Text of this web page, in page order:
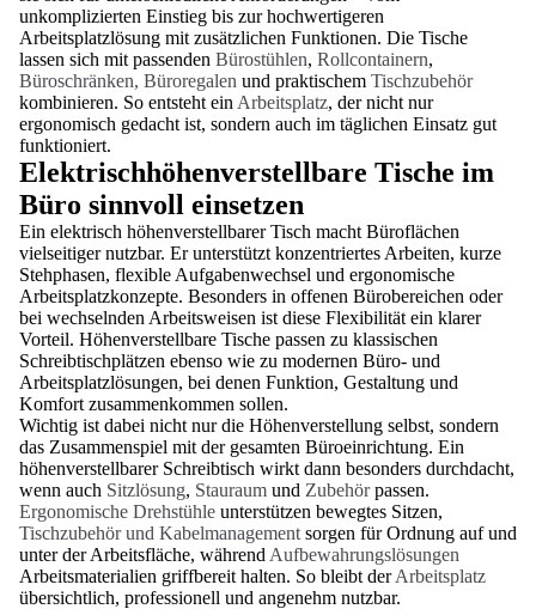
unkomplizierten Einstieg bis zur hochwertigeren
Arbeitsplatzlösung mit zusätzlichen Funktionen. Die Tische
lassen sich mit passenden Bürostühlen, Rollcontainern,
Büroschränken, Büroregalen und praktischem Tischzubehör
kombinieren. So entsteht ein Arbeitsplatz, der nicht nur
ergonomisch gedacht ist, sondern auch im täglichen Einsatz gut
funktioniert.
Elektrischhöhenverstellbare Tische im
Büro sinnvoll einsetzen
Ein elektrisch höhenverstellbarer Tisch macht Büroflächen
vielseitiger nutzbar. Er unterstützt konzentriertes Arbeiten, kurze
Stehphasen, flexible Aufgabenwechsel und ergonomische
Arbeitsplatzkonzepte. Besonders in offenen Bürobereichen oder
bei wechselnden Arbeitsweisen ist diese Flexibilität ein klarer
Vorteil. Höhenverstellbare Tische passen zu klassischen
Schreibtischplätzen ebenso wie zu modernen Büro- und
Arbeitsplatzlösungen, bei denen Funktion, Gestaltung und
Komfort zusammenkommen sollen.
Wichtig ist dabei nicht nur die Höhenverstellung selbst, sondern
das Zusammenspiel mit der gesamten Büroeinrichtung. Ein
höhenverstellbarer Schreibtisch wirkt dann besonders durchdacht,
wenn auch Sitzlösung, Stauraum und Zubehörpassen.
Ergonomische Drehstühle unterstützen bewegtes Sitzen,
Tischzubehör und Kabelmanagement sorgen für Ordnung auf und
unter der Arbeitsfläche, während Aufbewahrungslösungen
Arbeitsmaterialien griffbereit halten. So bleibt derArbeitsplatz
übersichtlich, professionell und angenehm nutzbar.